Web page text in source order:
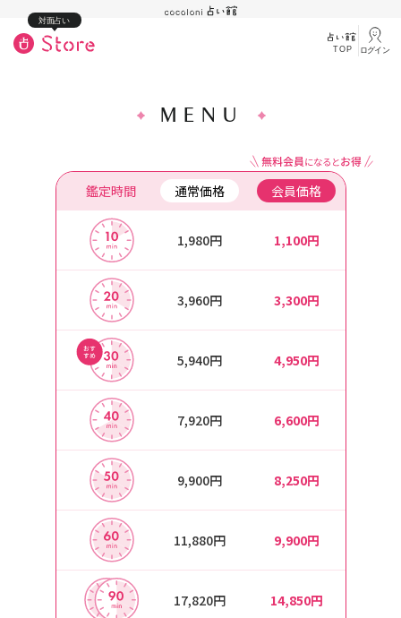
対面占い
TOP ログイン
MENU
鑑定時間 通常価格 会員価格
1,980円 1,100円
3,960円 3,300円
5,940円 4,950円
7,920円 6,600円
9,900円 8,250円
11,880円 9,900円
17,820円 14,850円